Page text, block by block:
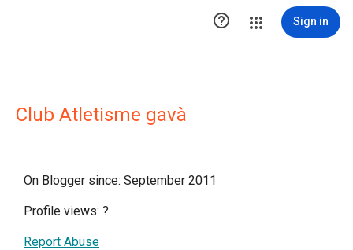
 Sign in
Club Atletisme gavà
On Blogger since: September 2011
Profile views: ?
Report Abuse